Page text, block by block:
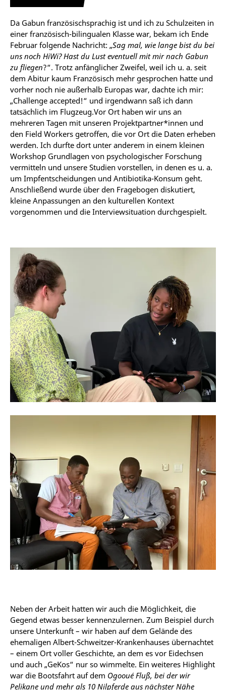
Da Gabun französischsprachig ist und ich zu Schulzeiten in
einer französisch-bilingualen Klasse war, bekam ich Ende
Februar folgende Nachricht: „Sag mal, wie lange bist du bei
uns noch HiWi? Hast du Lust eventuell mit mir nach Gabun
zu fliegen?“. Trotz anfänglicher Zweifel, weil ich u. a. seit
dem Abitur kaum Französisch mehr gesprochen hatte und
vorher noch nie außerhalb Europas war, dachte ich mir:
„Challenge accepted!“ und irgendwann saß ich dann
tatsächlich im Flugzeug.Vor Ort haben wir uns an
mehreren Tagen mit unseren Projektpartner*innen und
den Field Workers getroffen, die vor Ort die Daten erheben
werden. Ich durfte dort unter anderem in einem kleinen
Workshop Grundlagen von psychologischer Forschung
vermitteln und unsere Studien vorstellen, in denen es u. a.
um Impfentscheidungen und Antibiotika-Konsum geht.
Anschließend wurde über den Fragebogen diskutiert,
kleine Anpassungen an den kulturellen Kontext
vorgenommen und die Interviewsituation durchgespielt.
Neben der Arbeit hatten wir auch die Möglichkeit, die
Gegend etwas besser kennenzulernen. Zum Beispiel durch
unsere Unterkunft – wir haben auf dem Gelände des
ehemaligen Albert-Schweitzer-Krankenhauses übernachtet
– einem Ort voller Geschichte, an dem es vor Eidechsen
und auch „GeKos“ nur so wimmelte. Ein weiteres Highlight
war die Bootsfahrt auf dem Ogooué Fluß, bei der wir
Pelikane und mehr als 10 Nilpferde aus nächster Nähe